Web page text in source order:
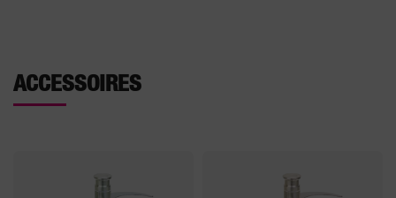
ACCESSOIRES